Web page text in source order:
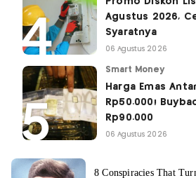
Agustus 2026,
Syaratnya
06 Agustus 2026
Smart Money
Harga Emas
Rp50.000!
Rp90.000
06 Agustus 2026